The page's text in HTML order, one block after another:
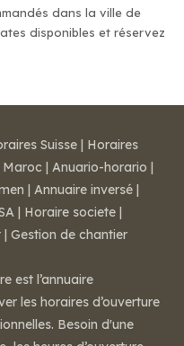
dans la ville de
disponibles et réservez
Suisse | Horaires
Maroc | Anuario-horario |
| Annuaire inversé |
| Horaire societe |
| Gestion de chantier
est l’annuaire
les horaires d’ouverture
Besoin d'une